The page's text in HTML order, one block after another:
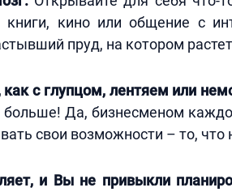
кино или общение с
пруд, на котором
как с глупцом, лентяем или
Да, бизнесменом
свои возможности – то, что
и Вы не привыкли